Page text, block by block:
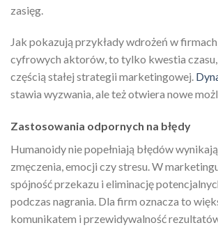
zasięg.
Jak pokazują przykłady wdrożeń w
cyfrowych aktorów, to tylko kwestia czasu,
częścią stałej strategii marketingowej.
stawia wyzwania, ale też otwiera nowe
Zastosowania odpornych na błędy
Humanoidy nie popełniają błędów
zmęczenia, emocji czy stresu. W
spójność przekazu i eliminację
podczas nagrania. Dla firm oznacza to
komunikatem i przewidywalność